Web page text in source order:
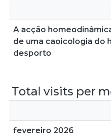
A acção
de uma caoicologia do
desporto
Total visits per
fevereiro 2026